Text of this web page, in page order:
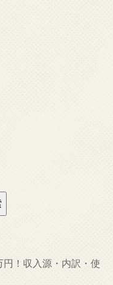
！収入源・内訳・使